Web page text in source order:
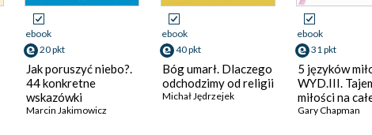
ebook
20 pkt
Jak poruszyć niebo?.
44 konkretne
wskazówki
Marcin Jakimowicz
ebook
40 pkt
Bóg umarł. Dlaczego
odchodzimy od religii
Michał Jędrzejek
ebook
31 pkt
5 języków
WYD.III.
miłości na
Gary Chapman